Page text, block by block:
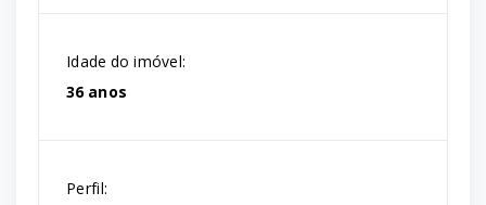
Idade do imóvel:
36 anos
Perfil: